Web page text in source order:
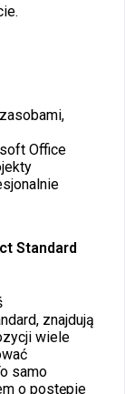
Office
Standard
znajdują
wiele
samo
o postępie